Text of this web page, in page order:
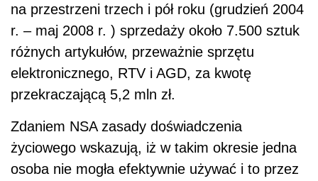
na przestrzeni trzech i pół roku (grudzień 2004
r. – maj 2008 r. ) sprzedaży około 7.500 sztuk
różnych artykułów, przeważnie sprzętu
elektronicznego, RTV i AGD, za kwotę
przekraczającą 5,2 mln zł.
Zdaniem NSA zasady doświadczenia
życiowego wskazują, iż w takim okresie jedna
osoba nie mogła efektywnie używać i to przez